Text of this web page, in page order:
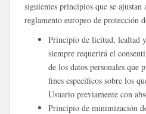
siguientes principios que se ajustan
reglamento europeo de protección
Principio de licitud, lealtad
siempre requerirá el
de los datos personales que
fines específicos sobre los
Usuario previamente con
Principio de minimización